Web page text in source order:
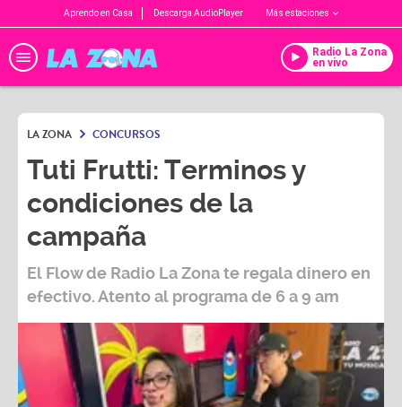
Aprendo en Casa Descarga AudioPlayer Más estaciones
Radio La Zona
en vivo
LA ZONA CONCURSOS
Tuti Frutti: Terminos y
condiciones de la
campaña
El Flow de Radio La Zona te regala dinero en
efectivo. Atento al programa de 6 a 9 am